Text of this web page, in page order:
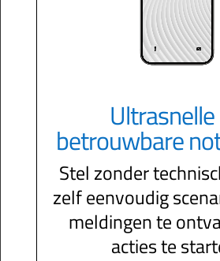
betrouwbare
Stel zonder
zelf eenvoudig
meldingen te
acties te